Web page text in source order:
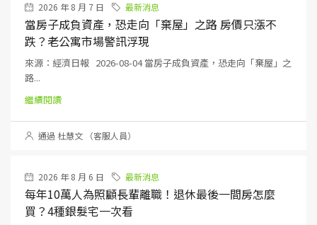
2026 年 8 月 7 日 最新消息
當房子成負資產，恐走向「棄屋」之路 房價只漲不
跌？老公寓市場警訊浮現
來源：經濟日報 2026-08-04 當房子成負資產，恐走向「棄屋」之
路...
繼續閱讀
通過 杜慧文 （客服人員）
2026 年 8 月 6 日 最新消息
每年10萬人為照顧長輩離職！退休最後一間房怎麼
買？4種銀髮宅一次看